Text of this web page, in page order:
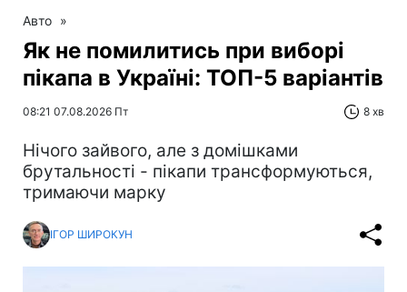
Авто »
Як не помилитись при виборі
пікапа в Україні: ТОП-5 варіантів
08:21 07.08.2026 Пт 8 хв
Нічого зайвого, але з домішками
брутальності - пікапи трансформуються,
тримаючи марку
ІГОР ШИРОКУН